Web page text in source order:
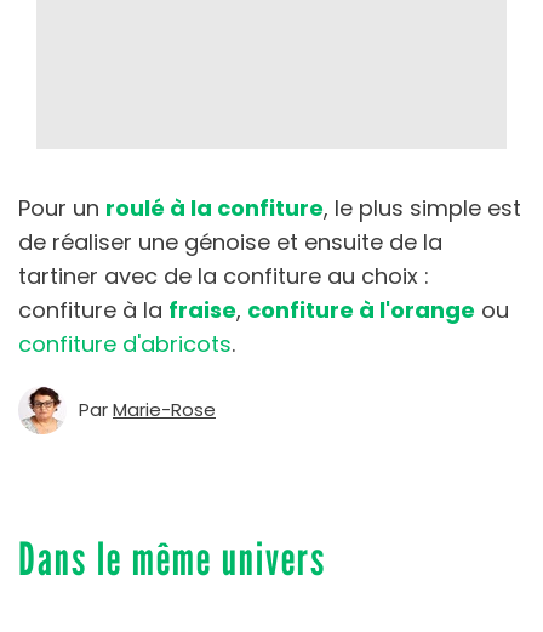
Pour un roulé à la confiture, le plus simple est
de réaliser une génoise et ensuite de la
tartiner avec de la confiture au choix :
confiture à la fraise, confiture à l'orange ou
confiture d'abricots.
ParMarie-Rose
Dans le même univers